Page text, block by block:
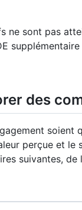
ne sont pas
des
perçue et le
suivantes, de